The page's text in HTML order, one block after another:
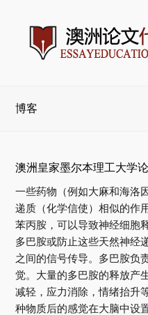
博客
澳洲皇家墨尔本理工大学
一些药物（例如大麻和海洛
递质（化学信使）相似的作
苯丙胺，可以导致神经细胞
多巴胺或防止这些天然神经
之间的信号传导。多巴胺负
觉。大量的多巴胺的释放产
减轻，应力消除，情绪抬升
种物质后的感觉在大脑中设